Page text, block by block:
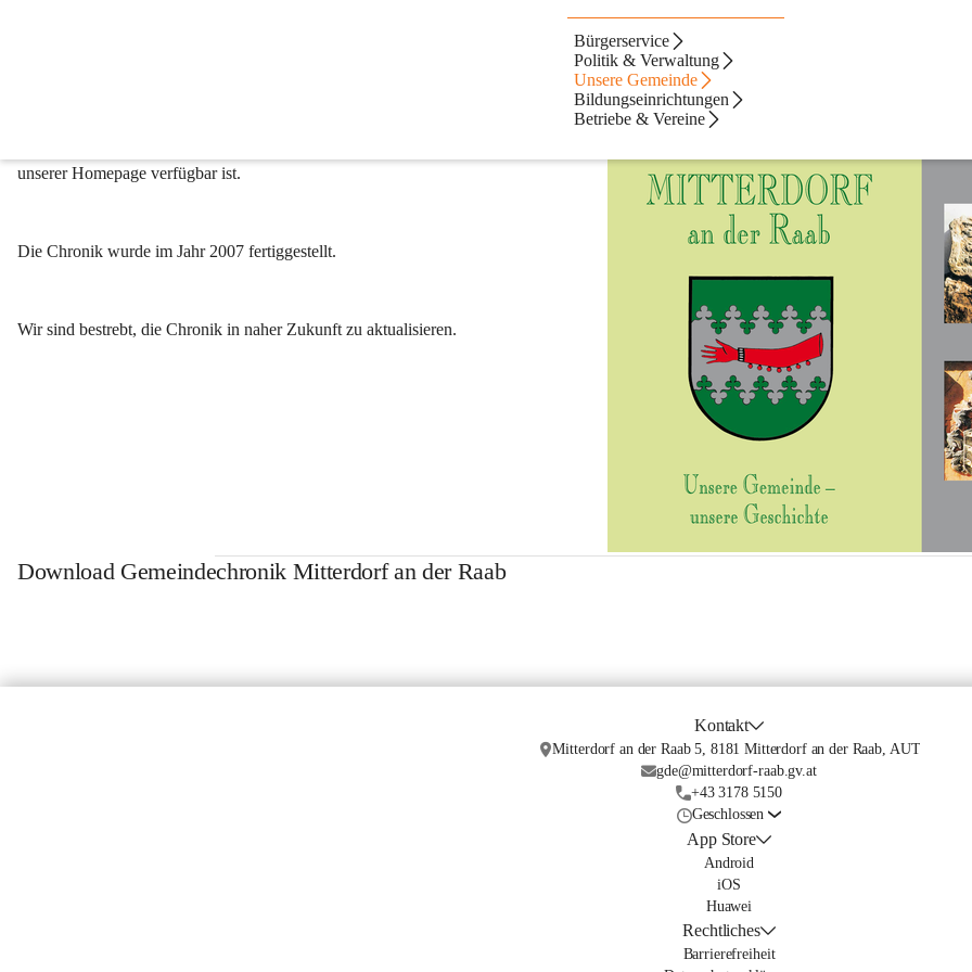
Bürgerservice
Politik & Verwaltung
Unsere Gemeinde
Bildungseinrichtungen
Betriebe & Vereine
unserer Homepage verfügbar ist.
Die Chronik wurde im Jahr 2007 fertiggestellt.
Wir sind bestrebt, die Chronik in naher Zukunft zu aktualisieren.
Download Gemeindechronik Mitterdorf an der Raab
Kontakt
Mitterdorf an der Raab 5, 8181 Mitterdorf an der Raab, AUT
gde@mitterdorf-raab.gv.at
+43 3178 5150
Geschlossen
App Store
Android
iOS
Huawei
Rechtliches
Barrierefreiheit